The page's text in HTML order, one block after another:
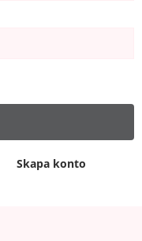
Skapa konto